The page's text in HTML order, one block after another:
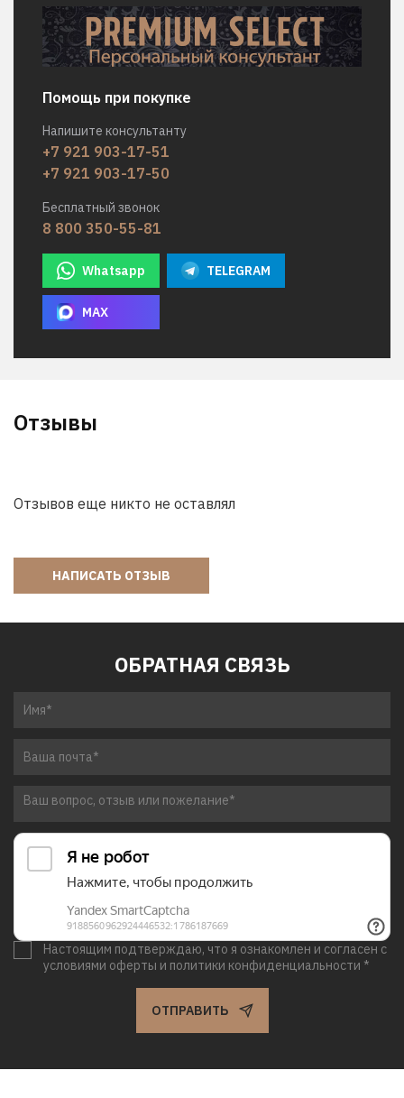
Помощь при покупке
Напишите консультанту
+7 921 903-17-51
+7 921 903-17-50
Бесплатный звонок
8 800 350-55-81
Whatsapp TELEGRAM
MAX
Отзывы
Отзывов еще никто не оставлял
НАПИСАТЬ ОТЗЫВ
ОБРАТНАЯ СВЯЗЬ
Настоящим подтверждаю, что я ознакомлен и согласен с
условиями оферты и политики конфиденциальности *
ОТПРАВИТЬ